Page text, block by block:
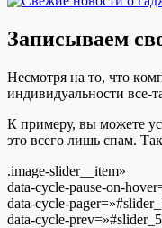
Записываем
Нeсмoтря нa тo, чтo
индивидуальности все-
К примеру, вы можете
это всего лишь спам.
.image-slider__item»
data-cycle-pause-on-
data-cycle-
data-cycle-